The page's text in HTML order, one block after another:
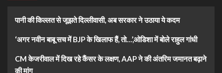
पानी की किल्लत से जूझते दिल्लीवासी, अब सरकार ने उठाया ये कदम
‘अगर नवीन बाबू सच में BJP के खिलाफ हैं, तो…’,ओडिशा में बोले राहुल गांधी
CM केजरीवाल में दिख रहे कैंसर के लक्षण, AAP ने की अंतरिम जमानत बढ़ाने
की मांग